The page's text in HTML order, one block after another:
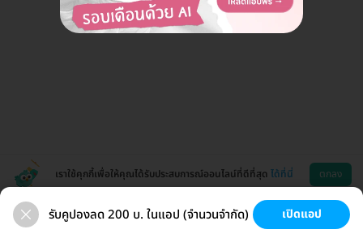
สุขภาพ ช่วยเหลือ โหลดแอพ
เราใช้คุกกี้เพื่อให้คุณได้รับประสบการณ์ออนไลน์ที่ดีที่สุด ได้ที่นี่ ตกลง
รับคูปองลด 200 บ. ในแอป (จำนวนจำกัด) เปิดแอป